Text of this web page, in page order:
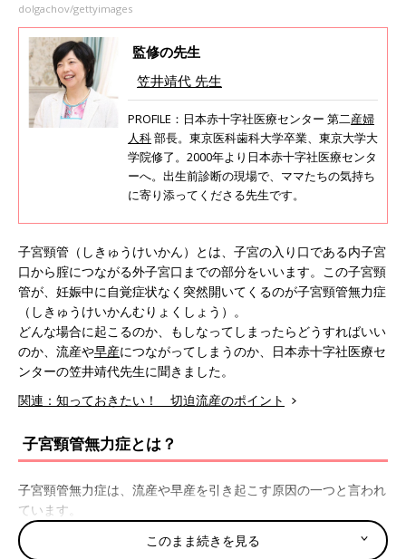
dolgachov/gettyimages
監修の先生
笠井靖代 先生
PROFILE：日本赤十字社医療センター 第二産婦
人科部長。東京医科歯科大学卒業、東京大学大
学院修了。2000年より日本赤十字社医療センタ
ーへ。出生前診断の現場で、ママたちの気持ち
に寄り添ってくださる先生です。
子宮頸管（しきゅうけいかん）とは、子宮の入り口である内子宮
口から腟につながる外子宮口までの部分をいいます。この子宮頸
管が、妊娠中に自覚症状なく突然開いてくるのが子宮頸管無力症
（しきゅうけいかんむりょくしょう）。
どんな場合に起こるのか、もしなってしまったらどうすればいい
のか、流産や早産につながってしまうのか、日本赤十字社医療セ
ンターの笠井靖代先生に聞きました。
関連：知っておきたい！ 切迫流産のポイント
子宮頸管無力症とは？
子宮頸管無力症は、流産や早産を引き起こす原因の一つと言われ
ています。
出産時、子宮が収縮して起こる陣痛とともに子宮口が開き、赤ち
ゃんは子宮頸管を通って生まれてきます。通常、妊娠中の子宮頸
このまま続きを見る